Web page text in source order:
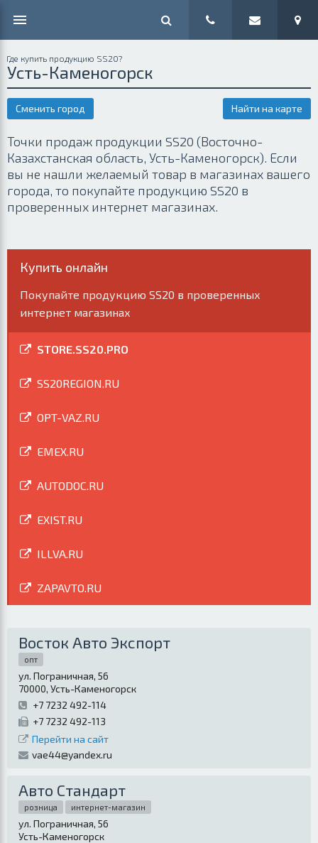
Где купить продукцию SS20?
Усть-Каменогорск
Сменить город Найти на карте
Точки продаж продукции SS20 (Восточно-
Казахстанская область, Усть-Каменогорск). Если
вы не нашли желаемый товар в магазинах вашего
города, то покупайте продукцию SS20 в
проверенных интернет магазинах.
Купить онлайн
Покупайте продукцию SS20 в проверенных
интернет магазинах
STORE.SS20.PRO
SS20REGION.RU
OPT-VAZ.RU
EMEX.RU
AUTODOC.RU
EXIST.RU
ILLVA.RU
ZAPAVTO.RU
Восток Авто Экспорт
опт
ул. Пограничная, 56
70000, Усть-Каменогорск
+7 7232 492-114
+7 7232 492-113
Перейти на сайт
vae44@yandex.ru
Авто Стандарт
розница интернет-магазин
ул. Пограничная, 56
Усть-Каменогорск